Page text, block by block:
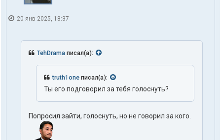
20 янв 2025, 18:37
TehDrama писал(а):
truth1one писал(а):
Ты его подговорил за тебя голоснуть?
Попросил зайти, голоснуть, но не говорил за кого.